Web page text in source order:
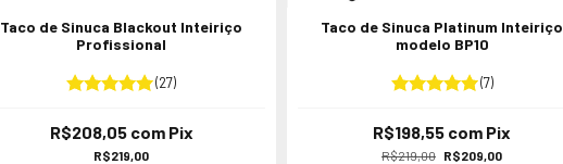
Taco de Sinuca Blackout Inteiriço
Profissional
(27)
R$219,00
R$208,05 com Pix
Taco de Sinuca Platinum Inteiriço
modelo BP10
(7)
R$219,00 R$209,00
R$198,55 com Pix